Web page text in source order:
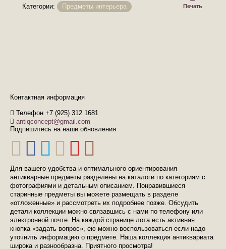
Печать
Категории:
Предметы интерьера
Контактная информация
Телефон +7 (925) 312 1681
antiqconcept@gmail.com
Подпишитесь на наши обновления
Для вашего удобства и оптимального ориентирования
антикварные предметы разделены на каталоги по категориям с
фотографиями и детальным описанием. Понравившиеся
старинные предметы вы можете размещать в разделе
«отложенные» и рассмотреть их подробнее позже. Обсудить
детали коллекции можно связавшись с нами по телефону или
электронной почте. На каждой странице лота есть активная
кнопка «задать вопрос», ею можно воспользоваться если надо
уточнить информацию о предмете. Наша коллекция антиквариата
широка и разнообразна. Приятного просмотра!